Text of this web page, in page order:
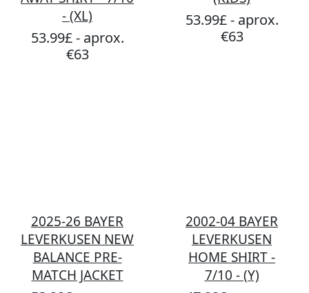
- (XL)
53.99£ - aprox.
€63
53.99£ - aprox.
€63
2025-26 BAYER
LEVERKUSEN NEW
BALANCE PRE-
MATCH JACKET
2002-04 BAYER
LEVERKUSEN
HOME SHIRT -
7/10 - (Y)